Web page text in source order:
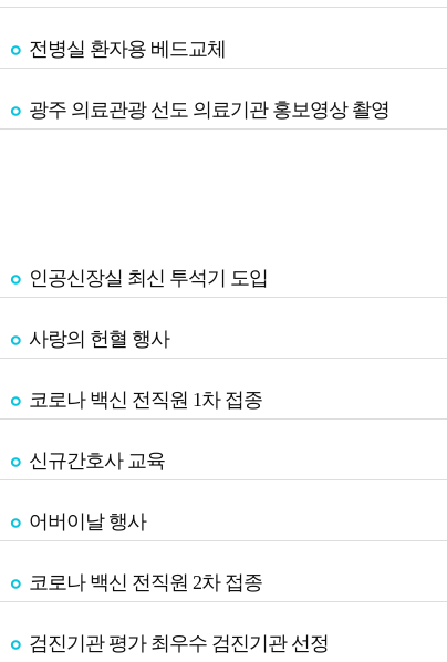
전병실 환자용 베드교체
광주 의료관광 선도 의료기관 홍보영상 촬영
인공신장실 최신 투석기 도입
사랑의 헌혈 행사
코로나 백신 전직원 1차 접종
신규간호사 교육
어버이날 행사
코로나 백신 전직원 2차 접종
검진기관 평가 최우수 검진기관 선정